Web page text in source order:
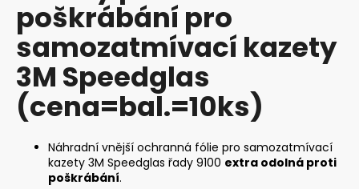
poškrábání pro
samozatmívací kazety
3M Speedglas
(cena=bal.=10ks)
Náhradní vnější ochranná fólie pro samozatmívací
kazety 3M Speedglas řady 9100 extra odolná proti
poškrábání.
D
o
p
o
r